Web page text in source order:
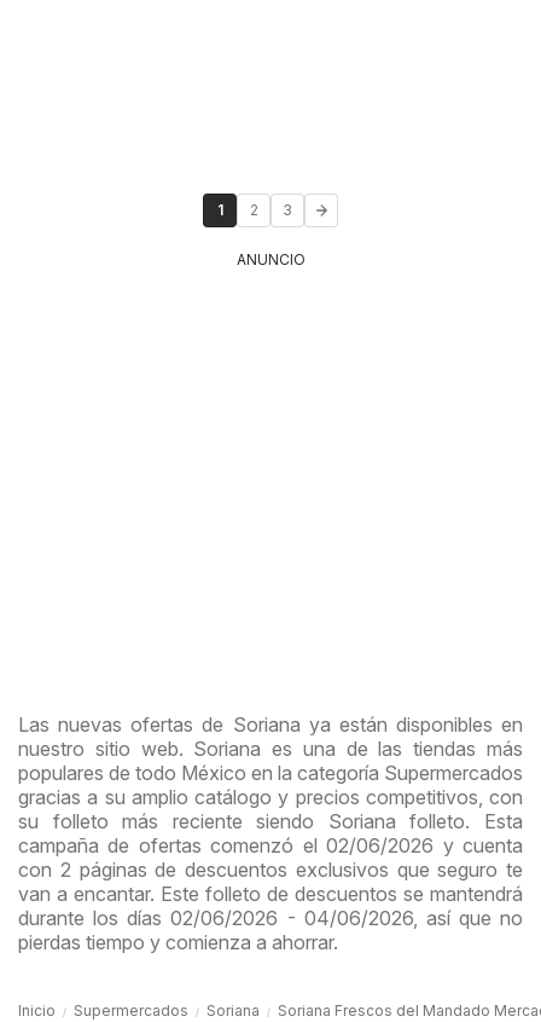
1 2 3
ANUNCIO
Las nuevas ofertas de Soriana ya están disponibles en
nuestro sitio web. Soriana es una de las tiendas más
populares de todo México en la categoría Supermercados
gracias a su amplio catálogo y precios competitivos, con
su folleto más reciente siendo Soriana folleto. Esta
campaña de ofertas comenzó el 02/06/2026 y cuenta
con 2 páginas de descuentos exclusivos que seguro te
van a encantar. Este folleto de descuentos se mantendrá
durante los días 02/06/2026 - 04/06/2026, así que no
pierdas tiempo y comienza a ahorrar.
Inicio Supermercados Soriana Soriana Frescos del Mandado